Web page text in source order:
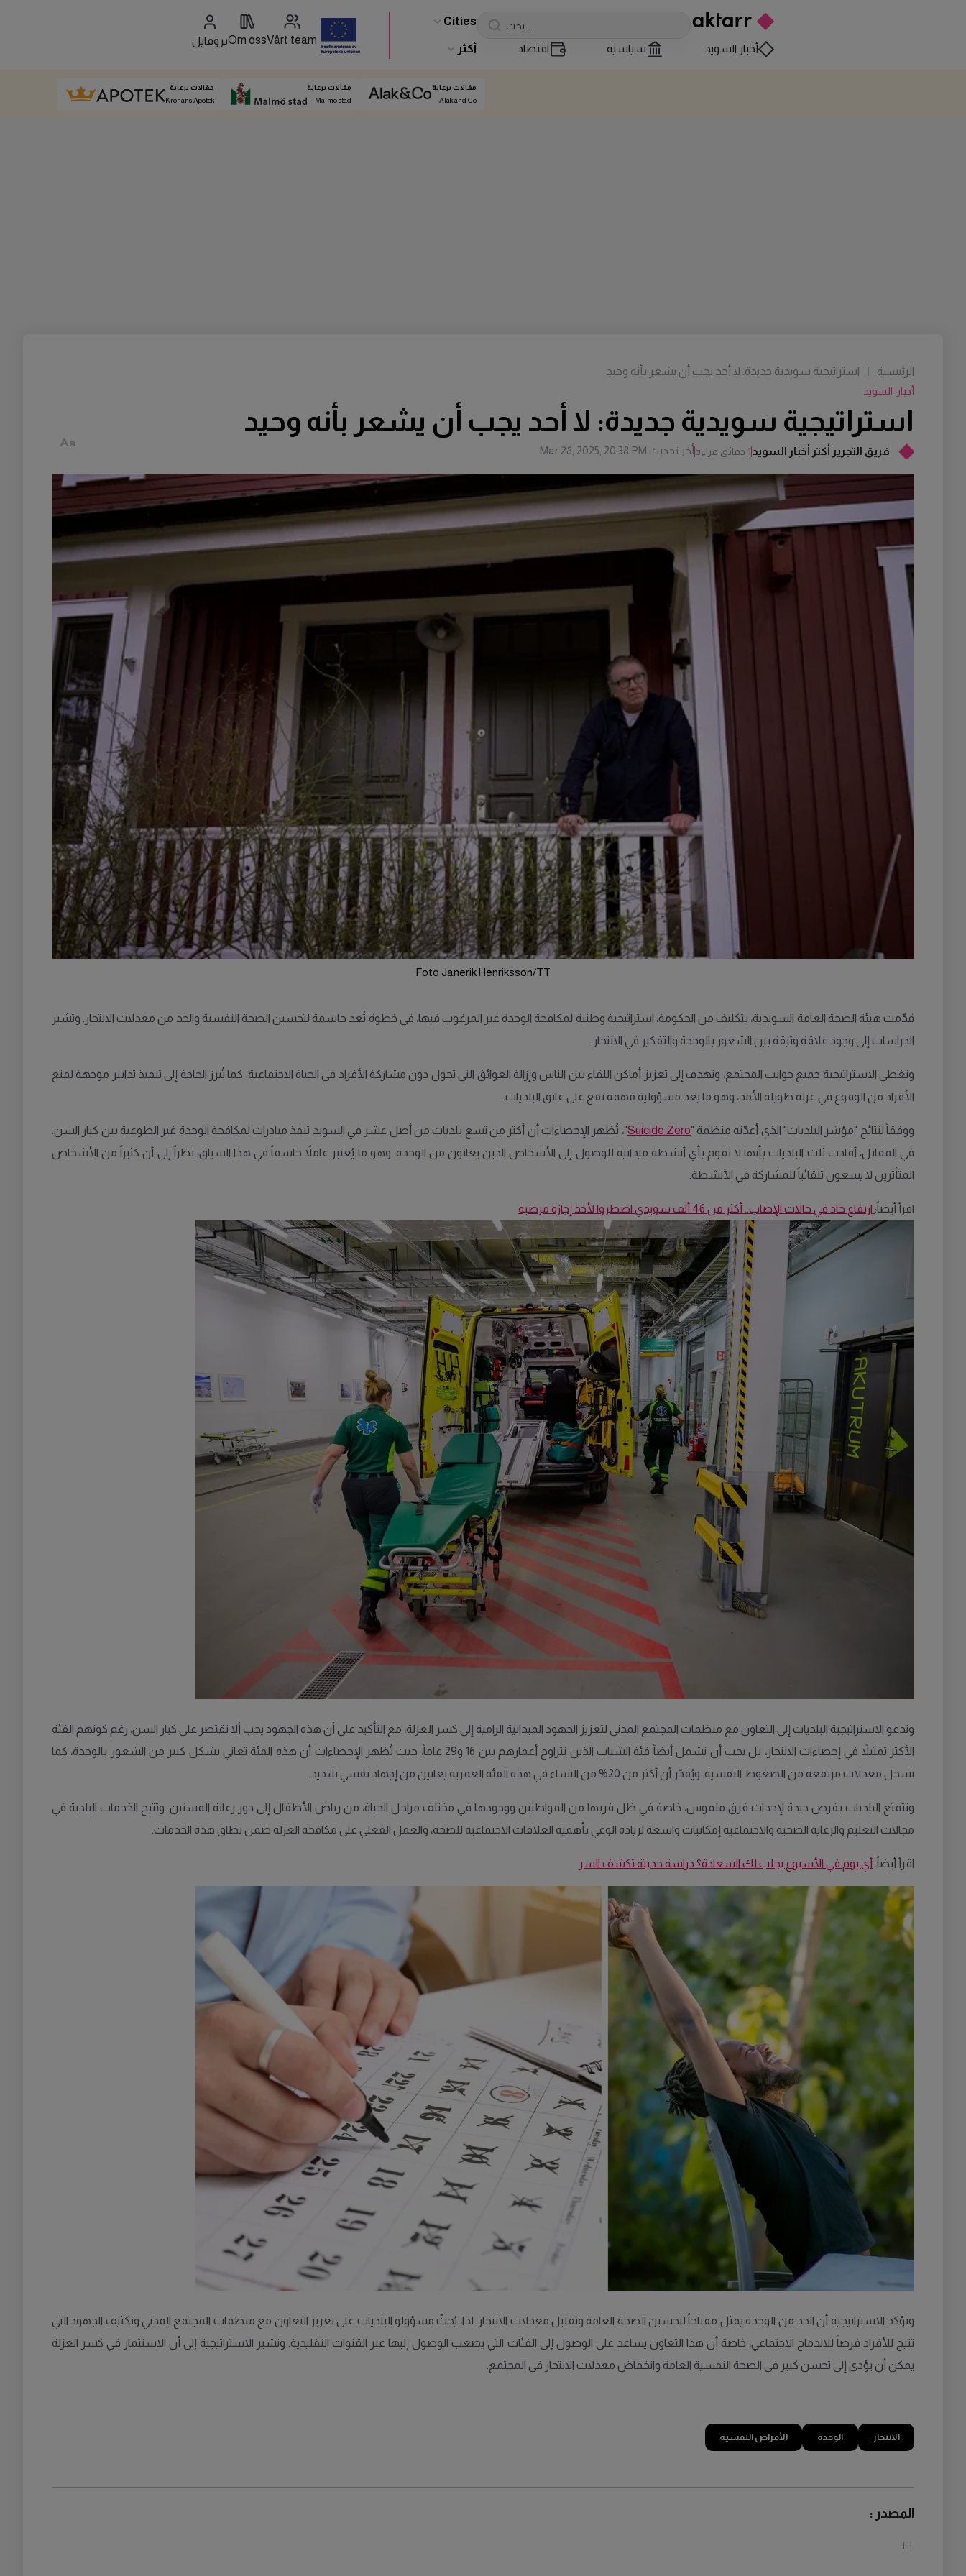
Cities
أخبار السويد سياسية اقتصاد أكثر
Vårt team
Om ossبروفايل
مقالات برعاية
Alak and Co
مقالات برعاية
Malmö stad
مقالات برعاية
Kronans Apotek
فريق التجرير أكتر أخبار السويد1 دقائق قراءة أخر تحديث Mar 28, 2025, 20:38 PM
استراتيجية سويدية جديدة: لا أحد يجب أن يشعر بأنه وحيد
أخبار-السويد
الرئيسية | استراتيجية سويدية جديدة: لا أحد يجب أن يشعر بأنه وحيد
Foto Janerik Henriksson/TT
قدّمت هيئة الصحة العامة السويدية، بتكليف من الحكومة، استراتيجية وطنية لمكافحة الوحدة غير المرغوب فيها، في خطوة تُعد حاسمة لتحسين الصحة النفسية والحد من معدلات الانتحار. وتشير
الدراسات إلى وجود علاقة وثيقة بين الشعور بالوحدة والتفكير في الانتحار.
وتغطي الاستراتيجية جميع جوانب المجتمع، وتهدف إلى تعزيز أماكن اللقاء بين الناس وإزالة العوائق التي تحول دون مشاركة الأفراد في الحياة الاجتماعية. كما تُبرز الحاجة إلى تنفيذ تدابير موجهة لمنع
الأفراد من الوقوع في عزلة طويلة الأمد، وهو ما يعد مسؤولية مهمة تقع على عاتق البلديات.
ووفقاً لنتائج "مؤشر البلديات" الذي أعدّته منظمة "Suicide Zero"، تُظهر الإحصاءات أن أكثر من تسع بلديات من أصل عشر في السويد تنفذ مبادرات لمكافحة الوحدة غير الطوعية بين كبار السن.
في المقابل، أفادت ثلث البلديات بأنها لا تقوم بأي أنشطة ميدانية للوصول إلى الأشخاص الذين يعانون من الوحدة، وهو ما يُعتبر عاملاً حاسماً في هذا السياق، نظراً إلى أن كثيراً من الأشخاص
المتأثرين لا يسعون تلقائياً للمشاركة في الأنشطة.
اقرأ أيضاً: ارتفاع حاد في حالات الإصاب.. أكثر من 46 ألف سويدي اضطروا لأخذ إجازة مرضية
وتدعو الاستراتيجية البلديات إلى التعاون مع منظمات المجتمع المدني لتعزيز الجهود الميدانية الرامية إلى كسر العزلة، مع التأكيد على أن هذه الجهود يجب ألا تقتصر على كبار السن، رغم كونهم الفئة
الأكثر تمثيلاً في إحصاءات الانتحار، بل يجب أن تشمل أيضاً فئة الشباب الذين تتراوح أعمارهم بين 16 و29 عاماً، حيث تُظهر الإحصاءات أن هذه الفئة تعاني بشكل كبير من الشعور بالوحدة، كما
تسجل معدلات مرتفعة من الضغوط النفسية. ويُقدّر أن أكثر من 20% من النساء في هذه الفئة العمرية يعانين من إجهاد نفسي شديد.
وتتمتع البلديات بفرص جيدة لإحداث فرق ملموس، خاصة في ظل قربها من المواطنين ووجودها في مختلف مراحل الحياة، من رياض الأطفال إلى دور رعاية المسنين. وتتيح الخدمات البلدية في
مجالات التعليم والرعاية الصحية والاجتماعية إمكانيات واسعة لزيادة الوعي بأهمية العلاقات الاجتماعية للصحة، والعمل الفعلي على مكافحة العزلة ضمن نطاق هذه الخدمات.
اقرأ أيضاً: أي يوم في الأسبوع يجلب لك السعادة؟ دراسة حديثة تكشف السر
وتؤكد الاستراتيجية أن الحد من الوحدة يمثل مفتاحاً لتحسين الصحة العامة وتقليل معدلات الانتحار. لذا، يُحثّ مسؤولو البلديات على تعزيز التعاون مع منظمات المجتمع المدني وتكثيف الجهود التي
تتيح للأفراد فرصاً للاندماج الاجتماعي، خاصة أن هذا التعاون يساعد على الوصول إلى الفئات التي يصعب الوصول إليها عبر القنوات التقليدية. وتشير الاستراتيجية إلى أن الاستثمار في كسر العزلة
يمكن أن يؤدي إلى تحسن كبير في الصحة النفسية العامة وانخفاض معدلات الانتحار في المجتمع.
الانتحار الوحدة الأمراض النفسية
المصدر :
TT